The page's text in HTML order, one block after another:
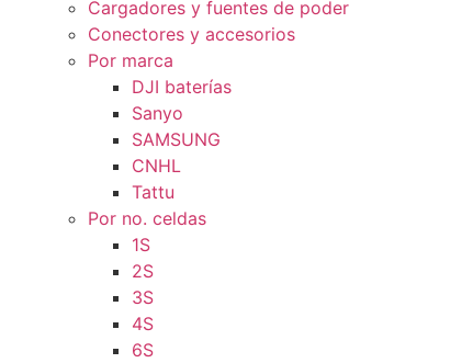
Cargadores y fuentes de poder
Conectores y accesorios
Por marca
DJI baterías
Sanyo
SAMSUNG
CNHL
Tattu
Por no. celdas
1S
2S
3S
4S
6S